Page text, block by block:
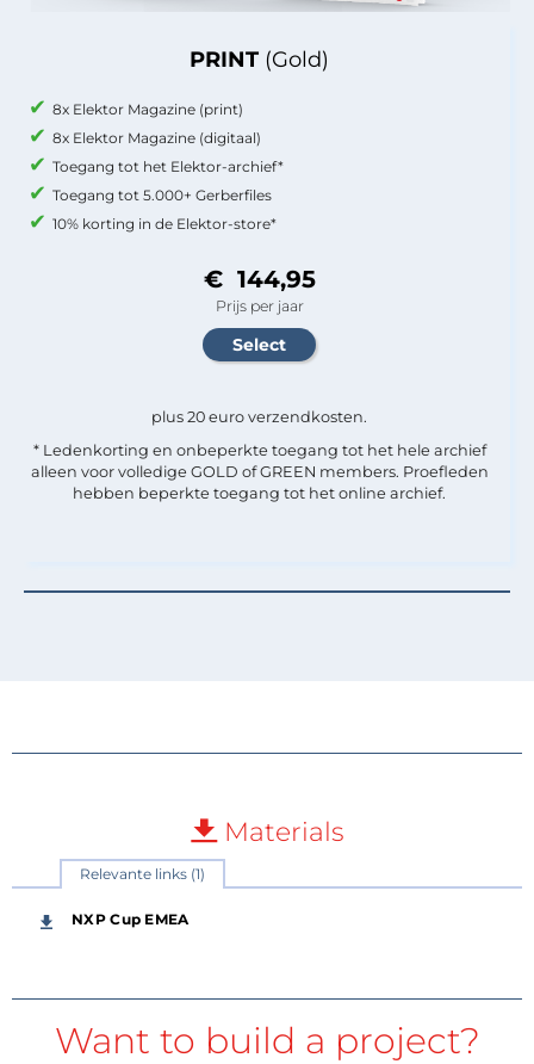
PRINT (Gold)
8x Elektor Magazine (print)
8x Elektor Magazine (digitaal)
Toegang tot het Elektor-archief*
Toegang tot 5.000+ Gerberfiles
10% korting in de Elektor-store*
€ 144,95
Prijs per jaar
plus 20 euro verzendkosten.
* Ledenkorting en onbeperkte toegang tot het hele archief
alleen voor volledige GOLD of GREEN members. Proefleden
hebben beperkte toegang tot het online archief.
Materials
Relevante links (1)
NXP Cup EMEA
Want to build a project?